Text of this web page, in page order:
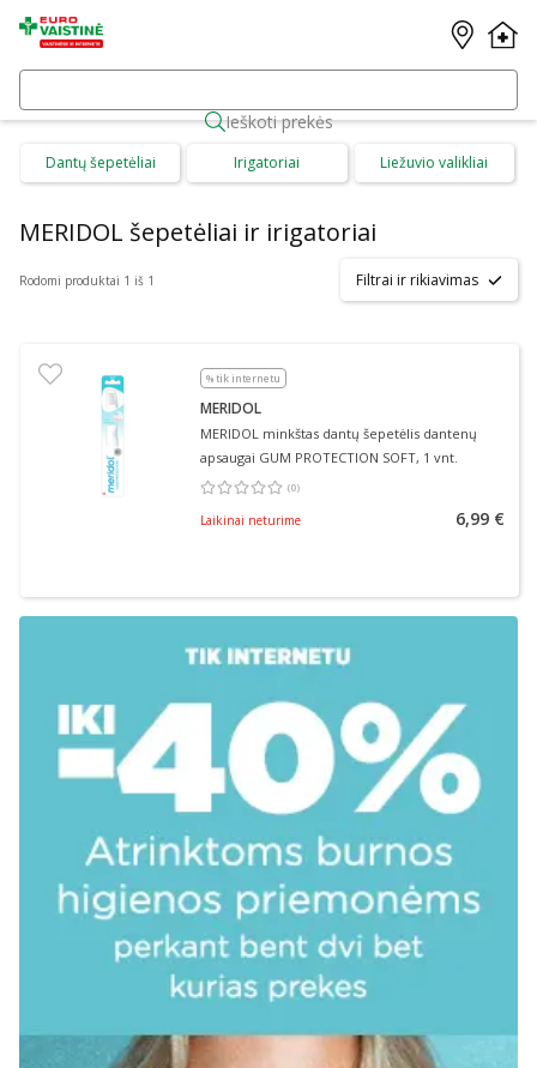
Ieškoti prekės
Dantų šepetėliai Irigatoriai Liežuvio valikliai
MERIDOL šepetėliai ir irigatoriai
Rodomi produktai 1 iš 1 Filtrai ir rikiavimas
% tik internetu
MERIDOL
MERIDOL minkštas dantų šepetėlis dantenų
apsaugai GUM PROTECTION SOFT, 1 vnt.
(0)
Vidutinis įvertinimas 0.00
Laikinai neturime 6,99 €